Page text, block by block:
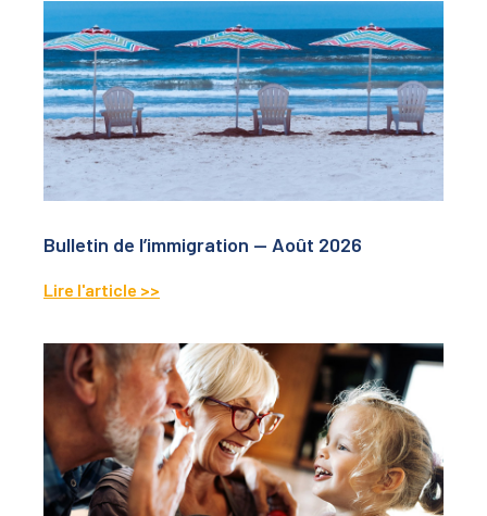
Bulletin de l’immigration — Août 2026
Lire l'article >>